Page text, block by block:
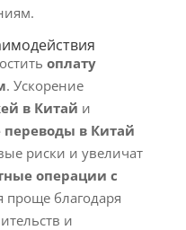
оплату
. Ускорение
в Китай и
переводы в Китай
риски и увеличат
операции с
проще благодаря
и